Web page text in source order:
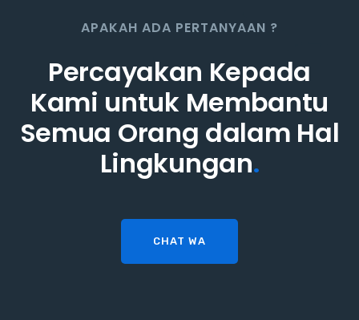
APAKAH ADA PERTANYAAN ?
Percayakan Kepada
Kami untuk Membantu
Semua Orang dalam Hal
Lingkungan.
CHAT WA